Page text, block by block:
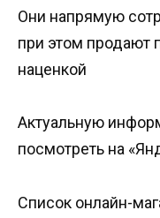
Они напрямую
при этом продают
наценкой
Актуальную
посмотреть на
Список онлайн-